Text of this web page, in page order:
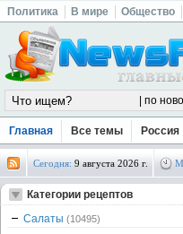
Политика В мире Общество
Главная Все темы Россия
Сегодня: 9 августа 2026 г.
Категории рецептов
Салаты (10495)